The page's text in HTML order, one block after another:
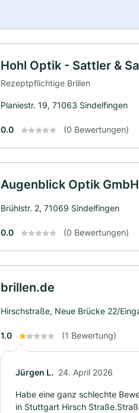
Hohl Optik - Sattler &
Rezeptpflichtige Brillen
Planiestr. 19, 71063 Sindelfingen
0.0 (0 Bewertungen)
Augenblick Optik GmbH
Brühlstr. 2, 71069 Sindelfingen
0.0 (0 Bewertungen)
brillen.de
Hirschstraße, Neue Brücke 22/
1.0 (1 Bewertung)
Jürgen L. 24. April 2026
Habe eine ganz schlechte
in Stuttgart Hirsch